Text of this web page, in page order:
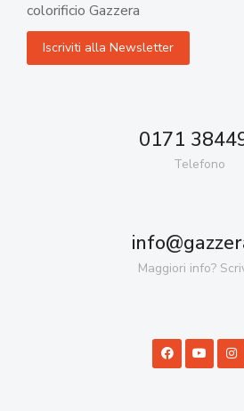
colorificio Gazzera
0171
Telefono
Maggiori info?